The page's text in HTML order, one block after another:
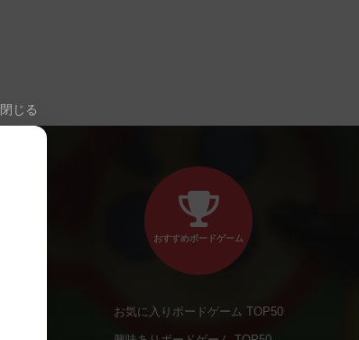
閉じる
おすすめボードゲーム
お気に入りボードゲーム TOP50